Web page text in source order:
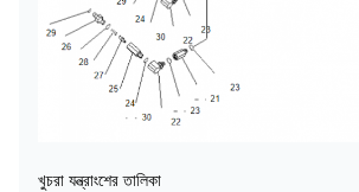
খুচরা যন্ত্রাংশের তালিকা